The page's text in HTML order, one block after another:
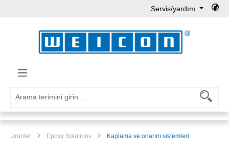
Servis/yardım
Ürünler Epoxy Solutions Kaplama ve onarım sistemleri